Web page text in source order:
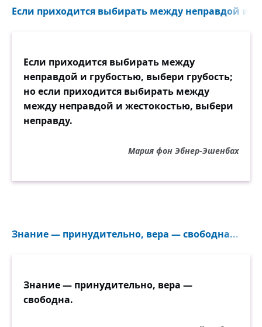
своей собаки.
Если приходится выбирать между неправдой и
Если приходится выбирать между
неправдой и грубостью, выбери грубость;
но если приходится выбирать между
между неправдой и жестокостью, выбери
неправду.
Мария фон Эбнер-Эшенбах
Знание — принудительно, вера — свободна...
Знание — принудительно, вера —
свободна.